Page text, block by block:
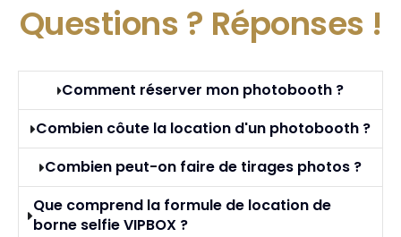
Questions ? Réponses !
Comment réserver mon photobooth ?
Combien côute la location d'un photobooth ?
Combien peut-on faire de tirages photos ?
Que comprend la formule de location de
borne selfie VIPBOX ?